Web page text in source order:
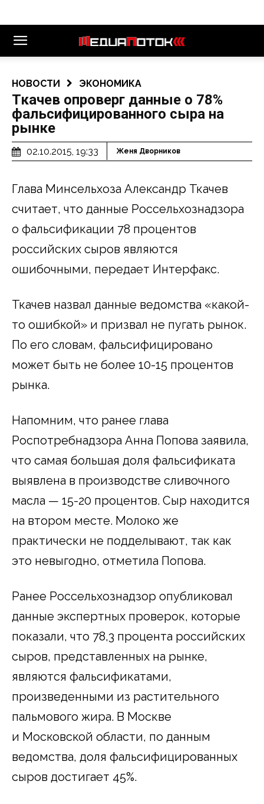
НОВОСТИ ЭКОНОМИКА
Ткачев опроверг данные о 78%
фальсифицированного сыра на
рынке
02.10.2015, 19:33 Женя Дворников
Глава Минсельхоза Александр Ткачев
считает, что данные Россельхознадзора
о фальсификации 78 процентов
российских сыров являются
ошибочными, передает Интерфакс.
Ткачев назвал данные ведомства «какой-
то ошибкой» и призвал не пугать рынок.
По его словам, фальсифицировано
может быть не более 10-15 процентов
рынка.
Напомним, что ранее глава
Роспотребнадзора Анна Попова заявила,
что самая большая доля фальсификата
выявлена в производстве сливочного
масла — 15-20 процентов. Сыр находится
на втором месте. Молоко же
практически не подделывают, так как
это невыгодно, отметила Попова.
Ранее Россельхознадзор опубликовал
данные экспертных проверок, которые
показали, что 78,3 процента российских
сыров, представленных на рынке,
являются фальсификатами,
произведенными из растительного
пальмового жира. В Москве
и Московской области, по данным
ведомства, доля фальсифицированных
сыров достигает 45%.